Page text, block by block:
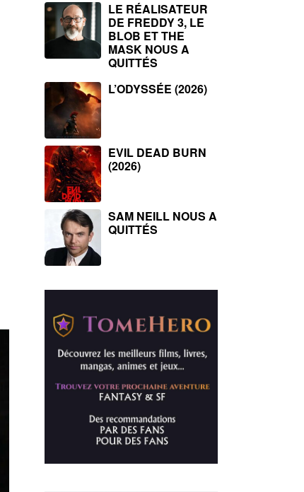
LE RÉALISATEUR
DE FREDDY 3, LE
BLOB ET THE
MASK NOUS A
QUITTÉS
L’ODYSSÉE (2026)
EVIL DEAD BURN
(2026)
SAM NEILL NOUS A
QUITTÉS